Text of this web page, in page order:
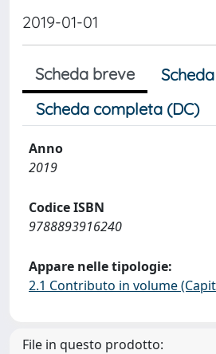
2019-01-01
Scheda breve
Scheda completa (DC)
Anno
2019
Codice ISBN
9788893916240
Appare nelle tipologie:
2.1 Contributo in volume
File in questo prodotto: